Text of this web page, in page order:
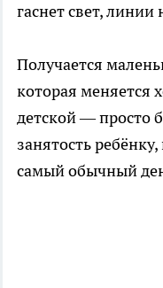
гаснет свет,
Получается
которая меняется
детской — просто
занятость
самый обычный